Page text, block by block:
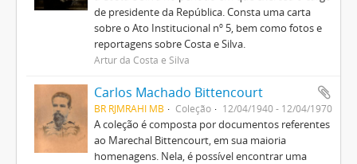
de presidente da República. Consta uma carta
sobre o Ato Institucional nº 5, bem como fotos e
reportagens sobre Costa e Silva.
Artur da Costa e Silva
Carlos Machado Bittencourt
BR RJMRAHI MB Coleção 12/04/1940 - 12/04/1970
A coleção é composta por documentos referentes
ao Marechal Bittencourt, em sua maioria
homenagens. Nela, é possível encontrar uma